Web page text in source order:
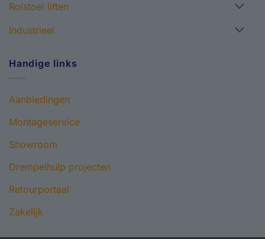
Rolstoel liften
Industrieel
Handige links
Aanbiedingen
Montageservice
Showroom
Drempelhulp projecten
Retourportaal
Zakelijk